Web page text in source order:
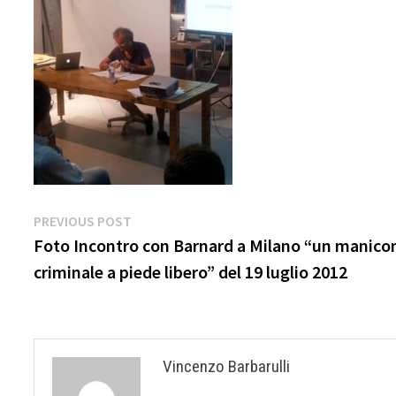
Navigazione
articoli
PREVIOUS POST
post:
Foto Incontro con Barnard a Milano “un
criminale a piede libero” del 19 luglio 2012
Vincenzo Barbarulli